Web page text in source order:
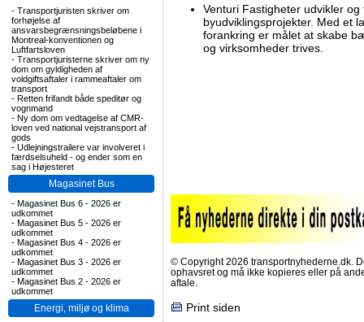
- Transportjuristen skriver om
forhøjelse af
ansvarsbegrænsningsbeløbene i
Montreal-konventionen og
Luftfartsloven
- Transportjuristerne skriver om ny
dom om gyldigheden af
voldgiftsaftaler i rammeaftaler om
transport
- Retten frifandt både speditør og
vognmand
- Ny dom om vedtagelse af CMR-
loven ved national vejstransport af
gods
- Udlejningstrailere var involveret i
færdselsuheld - og ender som en
sag i Højesteret
Magasinet Bus
- Magasinet Bus 6 - 2026 er
udkommet
- Magasinet Bus 5 - 2026 er
udkommet
- Magasinet Bus 4 - 2026 er
udkommet
- Magasinet Bus 3 - 2026 er
udkommet
- Magasinet Bus 2 - 2026 er
udkommet
Energi, miljø og klima
Venturi Fastigheter udvikler
byudviklingsprojekter. Med et
forankring er målet at skabe
og virksomheder trives.
© Copyright 2026 transportnyhederne.dk.
ophavsret og må ikke kopieres eller på
aftale.
Print siden